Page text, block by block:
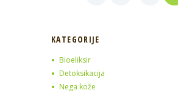
KATEGORIJE
Bioeliksir
Detoksikacija
Nega kože